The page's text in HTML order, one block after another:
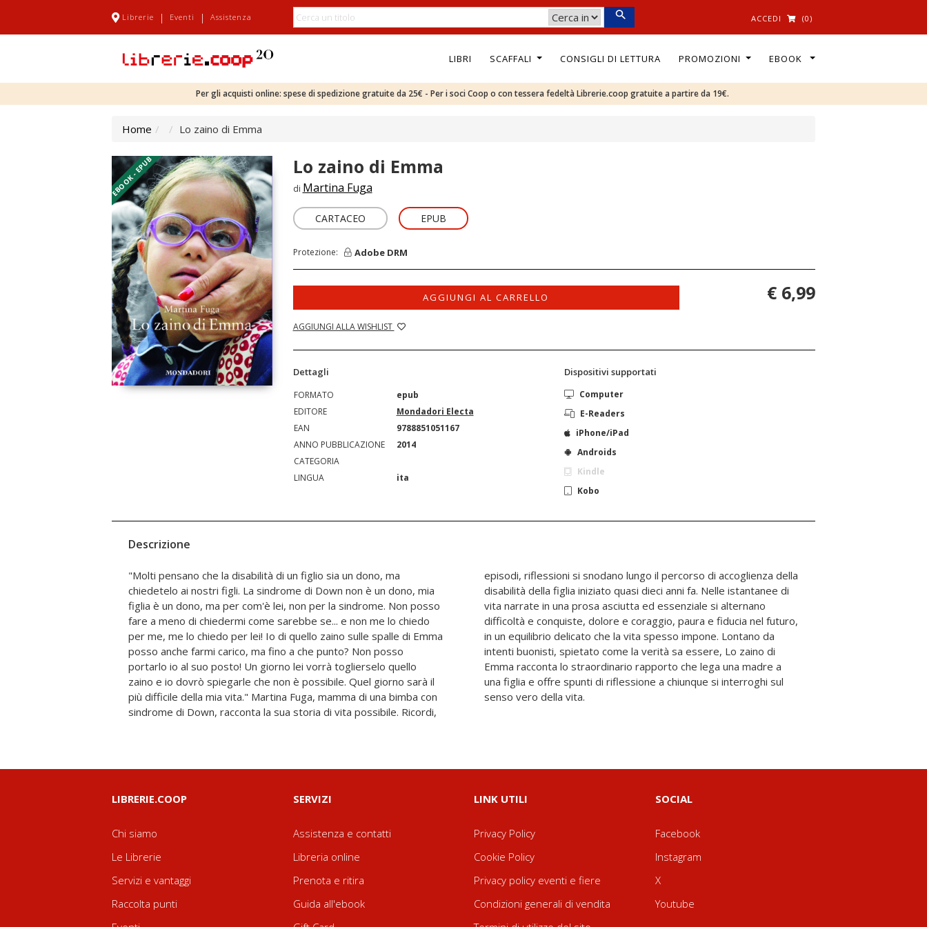
Librerie | Eventi | Assistenza ACCEDI (0)
LIBRI SCAFFALI CONSIGLI DI LETTURA PROMOZIONI EBOOK
Per gli acquisti online: spese di spedizione gratuite da 25€ - Per i soci Coop o con tessera fedeltà Librerie.coop gratuite a partire da 19€.
Home Lo zaino di Emma
EBOOK - EPUB Lo zaino di Emma
di Martina Fuga
CARTACEO EPUB
Protezione: Adobe DRM
AGGIUNGI AL CARRELLO
AGGIUNGI ALLA WISHLIST
€ 6,99
Dettagli
FORMATO
epub
EDITORE
Mondadori Electa
EAN
9788851051167
ANNO PUBBLICAZIONE
2014
CATEGORIA
LINGUA
ita
Dispositivi supportati
Computer
E-Readers
iPhone/iPad
Androids
Kindle
Kobo
Descrizione
"Molti pensano che la disabilità di un figlio sia un dono, ma
chiedetelo ai nostri figli. La sindrome di Down non è un dono, mia
figlia è un dono, ma per com'è lei, non per la sindrome. Non posso
fare a meno di chiedermi come sarebbe se... e non me lo chiedo
per me, me lo chiedo per lei! Io di quello zaino sulle spalle di Emma
posso anche farmi carico, ma fino a che punto? Non posso
portarlo io al suo posto! Un giorno lei vorrà toglierselo quello
zaino e io dovrò spiegarle che non è possibile. Quel giorno sarà il
più difficile della mia vita." Martina Fuga, mamma di una bimba con
sindrome di Down, racconta la sua storia di vita possibile. Ricordi,
episodi, riflessioni si snodano lungo il percorso di accoglienza della
disabilità della figlia iniziato quasi dieci anni fa. Nelle istantanee di
vita narrate in una prosa asciutta ed essenziale si alternano
difficoltà e conquiste, dolore e coraggio, paura e fiducia nel futuro,
in un equilibrio delicato che la vita spesso impone. Lontano da
intenti buonisti, spietato come la verità sa essere, Lo zaino di
Emma racconta lo straordinario rapporto che lega una madre a
una figlia e offre spunti di riflessione a chiunque si interroghi sul
senso vero della vita.
LIBRERIE.COOP
Chi siamo
Le Librerie
Servizi e vantaggi
Raccolta punti
SERVIZI
Assistenza e contatti
Libreria online
Prenota e ritira
Guida all'ebook
LINK UTILI
Privacy Policy
Cookie Policy
Privacy policy eventi e fiere
Condizioni generali di vendita
SOCIAL
Facebook
Instagram
X
Youtube